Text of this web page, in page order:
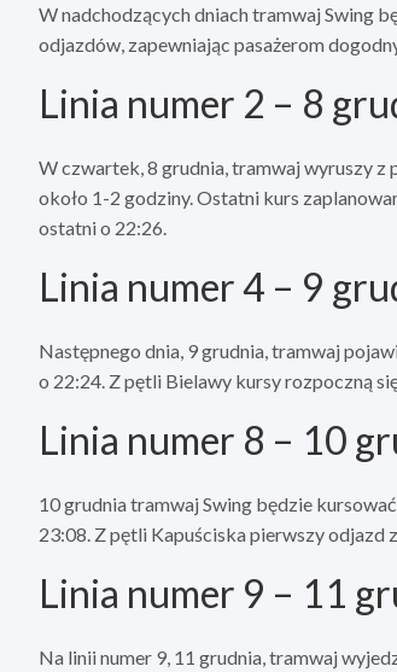
W nadchodzących dniach tramwaj Swing
odjazdów, zapewniając pasażerom
Linia numer 2 – 8
W czwartek, 8 grudnia, tramwaj wyruszy z
około 1-2 godziny. Ostatni kurs
ostatni o 22:26.
Linia numer 4 – 9
Następnego dnia, 9 grudnia, tramwaj
o 22:24. Z pętli Bielawy kursy rozpoczną
Linia numer 8 – 10
10 grudnia tramwaj Swing będzie
23:08. Z pętli Kapuściska pierwszy odjazd
Linia numer 9 – 11
Na linii numer 9, 11 grudnia, tramwaj